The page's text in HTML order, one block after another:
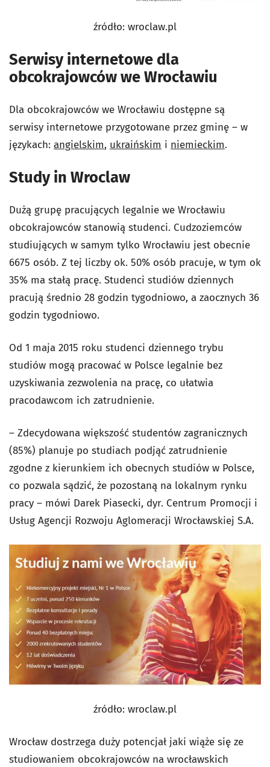
źródło: wroclaw.pl
Serwisy internetowe dla
obcokrajowców we Wrocławiu
Dla obcokrajowców we Wrocławiu dostępne są
serwisy internetowe przygotowane przez gminę – w
językach: angielskim, ukraińskim i niemieckim.
Study in Wroclaw
Dużą grupę pracujących legalnie we Wrocławiu
obcokrajowców stanowią studenci. Cudzoziemców
studiujących w samym tylko Wrocławiu jest obecnie
6675 osób. Z tej liczby ok. 50% osób pracuje, w tym ok
35% ma stałą pracę. Studenci studiów dziennych
pracują średnio 28 godzin tygodniowo, a zaocznych 36
godzin tygodniowo.
Od 1 maja 2015 roku studenci dziennego trybu
studiów mogą pracować w Polsce legalnie bez
uzyskiwania zezwolenia na pracę, co ułatwia
pracodawcom ich zatrudnienie.
– Zdecydowana większość studentów zagranicznych
(85%) planuje po studiach podjąć zatrudnienie
zgodne z kierunkiem ich obecnych studiów w Polsce,
co pozwala sądzić, że pozostaną na lokalnym rynku
pracy – mówi Darek Piasecki, dyr. Centrum Promocji i
Usług Agencji Rozwoju Aglomeracji Wrocławskiej S.A.
źródło: wroclaw.pl
Wrocław dostrzega duży potencjał jaki wiąże się ze
studiowaniem obcokrajowców na wrocławskich